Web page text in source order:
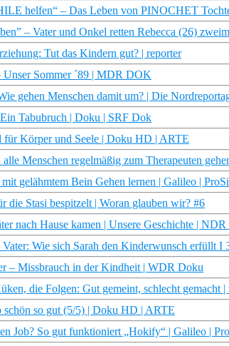
helfen“ – Das Leben von PINOCHET
– Vater und Onkel retten Rebecca (26)
Tut das Kindern gut? | reporter
Unser Sommer ´89 | MDR DOK
gehen Menschen damit um? | Die
Tabubruch | Doku | SRF Dok
für Körper und Seele | Doku HD | ARTE
Menschen regelmäßig zum Therapeuten
gelähmtem Bein Gehen lernen | Galileo |
die Stasi bespitzelt | Woran glauben wir? #6
nach Hause kamen | Unsere Geschichte |
Wie sich Sarah den Kinderwunsch erfüllt I
– Missbrauch in der Kindheit | WDR Doku
die Folgen: Gut gemeint, schlecht gemacht
schön so gut (5/5) | Doku HD | ARTE
Job? So gut funktioniert „Hokify“ | Galileo |